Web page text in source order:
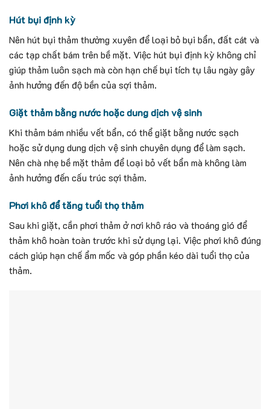
Hút bụi định kỳ
Nên hút bụi thảm thường xuyên để loại bỏ bụi bẩn, đất cát và
các tạp chất bám trên bề mặt. Việc hút bụi định kỳ không chỉ
giúp thảm luôn sạch mà còn hạn chế bụi tích tụ lâu ngày gây
ảnh hưởng đến độ bền của sợi thảm.
Giặt thảm bằng nước hoặc dung dịch vệ sinh
Khi thảm bám nhiều vết bẩn, có thể giặt bằng nước sạch
hoặc sử dụng dung dịch vệ sinh chuyên dụng để làm sạch.
Nên chà nhẹ bề mặt thảm để loại bỏ vết bẩn mà không làm
ảnh hưởng đến cấu trúc sợi thảm.
Phơi khô để tăng tuổi thọ thảm
Sau khi giặt, cần phơi thảm ở nơi khô ráo và thoáng gió để
thảm khô hoàn toàn trước khi sử dụng lại. Việc phơi khô đúng
cách giúp hạn chế ẩm mốc và góp phần kéo dài tuổi thọ của
thảm.